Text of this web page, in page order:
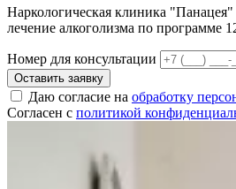
Наркологическая клиника "Панацея"
лечение алкоголизма по программе
Номер для консультации
Оставить заявку
Даю согласие на обработку
Согласен с политикой